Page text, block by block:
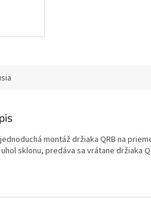
montáž držiaka QRB na
sklonu, predáva sa vrátane držiaka